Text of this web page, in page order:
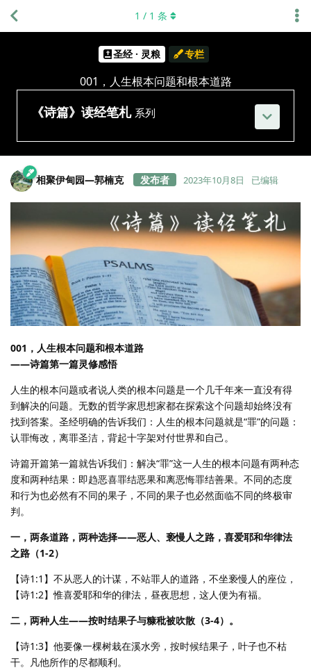
圣经 · 灵粮 专栏
001，人生根本问题和根本道路
《诗篇》读经笔札 系列
1 / 1 条
相聚伊甸园—郭楠克 2023年10月8日 已编辑
001，人生根本问题和根本道路
——诗篇第一篇灵修感悟
人生的根本问题或者说人类的根本问题是一个几千年来一直没有得
到解决的问题。无数的哲学家思想家都在探索这个问题却始终没有
找到答案。圣经明确的告诉我们：人生的根本问题就是“罪”的问题：
认罪悔改，离罪圣洁，背起十字架对付世界和自己。
诗篇开篇第一篇就告诉我们：解决“罪”这一人生的根本问题有两种态
度和两种结果：即趋恶喜罪结恶果和离恶悔罪结善果。不同的态度
和行为也必然有不同的果子，不同的果子也必然面临不同的终极审
判。
一，两条道路，两种选择——恶人、亵慢人之路，喜爱耶和华律法
之路（1-2）
【诗1:1】不从恶人的计谋，不站罪人的道路，不坐亵慢人的座位，
【诗1:2】惟喜爱耶和华的律法，昼夜思想，这人便为有福。
二，两种人生——按时结果子与糠秕被吹散（3-4）。
【诗1:3】他要像一棵树栽在溪水旁，按时候结果子，叶子也不枯
干。凡他所作的尽都顺利。